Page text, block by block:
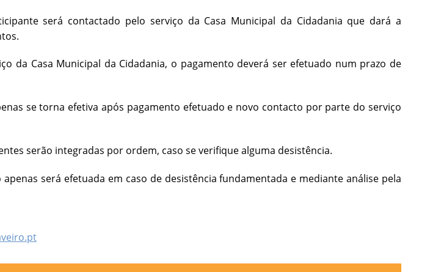
será contactado pelo serviço da Casa Municipal da Cidadania que dará a
da Casa Municipal da Cidadania, o pagamento deverá ser efetuado num prazo de
se torna efetiva após pagamento efetuado e novo contacto por parte do serviço
serão integradas por ordem, caso se verifique alguma desistência.
será efetuada em caso de desistência fundamentada e mediante análise pela